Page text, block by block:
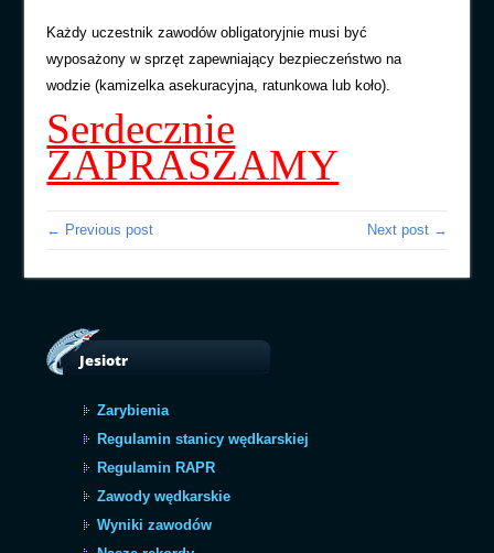
Każdy uczestnik zawodów obligatoryjnie musi być
wyposażony w sprzęt zapewniający bezpieczeństwo na
wodzie (kamizelka asekuracyjna, ratunkowa lub koło).
Serdecznie
ZAPRASZAMY
← Previous post Next post →
Jesiotr
Zarybienia
Regulamin stanicy wędkarskiej
Regulamin RAPR
Zawody wędkarskie
Wyniki zawodów